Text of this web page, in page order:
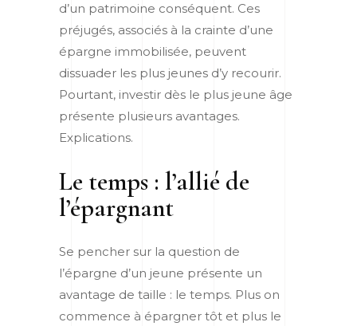
d’un patrimoine conséquent. Ces
préjugés, associés à la crainte d’une
épargne immobilisée, peuvent
dissuader les plus jeunes d’y recourir.
Pourtant, investir dès le plus jeune âge
présente plusieurs avantages.
Explications.
Le temps : l’allié de
l’épargnant
Se pencher sur la question de
l’épargne d’un jeune présente un
avantage de taille : le temps. Plus on
commence à épargner tôt et plus le